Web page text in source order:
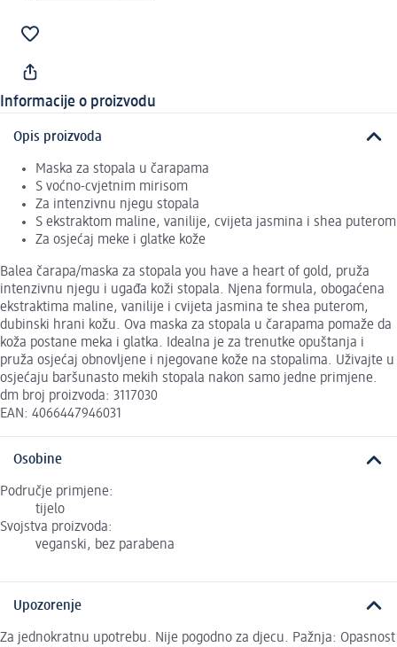
Informacije o proizvodu
Opis proizvoda
Maska za stopala u čarapama
S voćno-cvjetnim mirisom
Za intenzivnu njegu stopala
S ekstraktom maline, vanilije, cvijeta jasmina i shea puterom
Za osjećaj meke i glatke kože
Balea čarapa/maska za stopala you have a heart of gold, pruža
intenzivnu njegu i ugađa koži stopala. Njena formula, obogaćena
ekstraktima maline, vanilije i cvijeta jasmina te shea puterom,
dubinski hrani kožu. Ova maska za stopala u čarapama pomaže da
koža postane meka i glatka. Idealna je za trenutke opuštanja i
pruža osjećaj obnovljene i njegovane kože na stopalima. Uživajte u
osjećaju baršunasto mekih stopala nakon samo jedne primjene.
dm broj proizvoda: 3117030
EAN: 4066447946031
Osobine
Područje primjene:
tijelo
Svojstva proizvoda:
veganski, bez parabena
Upozorenje
Za jednokratnu upotrebu. Nije pogodno za djecu. Pažnja: Opasnost